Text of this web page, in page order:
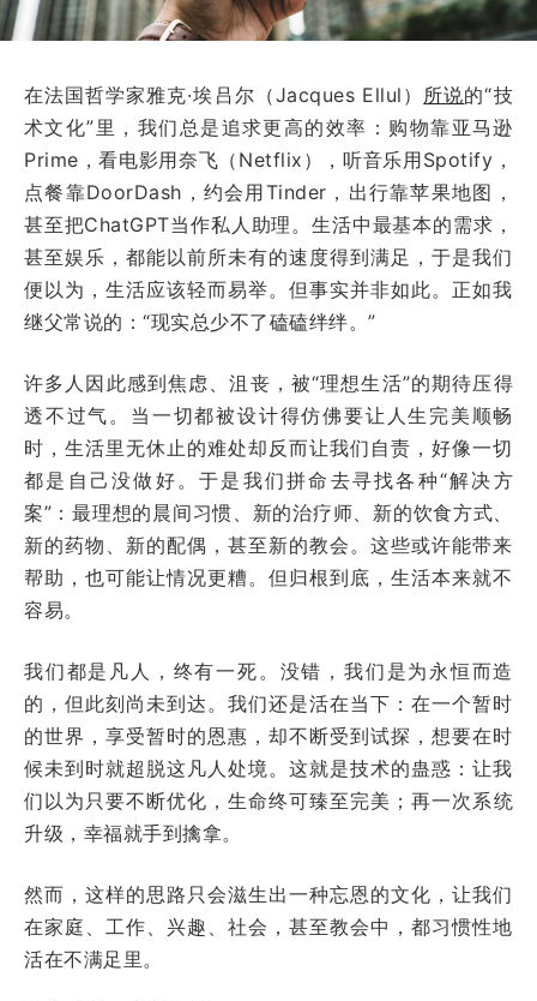
在法国哲学家雅克·埃吕尔（Jacques Ellul） 所说的“技
术文化”里，我们总是追求更高的效率：购物靠亚马逊
Prime，看电影用奈飞（Netflix），听音乐用Spotify，
点餐靠DoorDash，约会用Tinder，出行靠苹果地图，
甚至把ChatGPT当作私人助理。生活中最基本的需求，
甚至娱乐，都能以前所未有的速度得到满足，于是我们
便以为，生活应该轻而易举。但事实并非如此。正如我
继父常说的：“现实总少不了磕磕绊绊。”
许多人因此感到焦虑、沮丧，被“理想生活”的期待压得
透不过气。当一切都被设计得仿佛要让人生完美顺畅
时，生活里无休止的难处却反而让我们自责，好像一切
都是自己没做好。于是我们拼命去寻找各种“解决方
案”：最理想的晨间习惯、新的治疗师、新的饮食方式、
新的药物、新的配偶，甚至新的教会。这些或许能带来
帮助，也可能让情况更糟。但归根到底，生活本来就不
容易。
我们都是凡人，终有一死。没错，我们是为永恒而造
的，但此刻尚未到达。我们还是活在当下：在一个暂时
的世界，享受暂时的恩惠，却不断受到试探，想要在时
候未到时就超脱这凡人处境。这就是技术的蛊惑：让我
们以为只要不断优化，生命终可臻至完美；再一次系统
升级，幸福就手到擒拿。
然而，这样的思路只会滋生出一种忘恩的文化，让我们
在家庭、工作、兴趣、社会，甚至教会中，都习惯性地
活在不满足里。